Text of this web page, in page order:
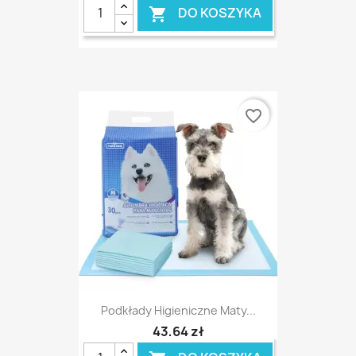
 DO KOSZYKA
Podkłady Higieniczne Maty...
43,64 zł
favorite_border